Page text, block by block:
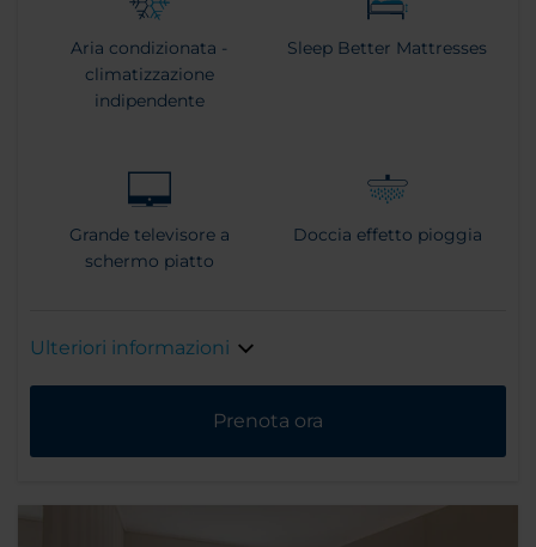
Aria condizionata -
climatizzazione
indipendente
Sleep Better Mattresses
Grande televisore a
schermo piatto
Doccia effetto pioggia
Ulteriori informazioni
Prenota ora